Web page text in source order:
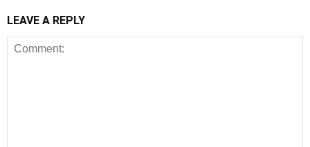
LEAVE A REPLY